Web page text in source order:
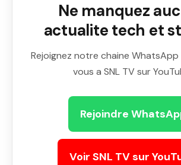
Ne manquez
actualite tech et
Rejoignez notre chaine
vous a SNL TV sur
Rejoindre
Voir SNL TV sur